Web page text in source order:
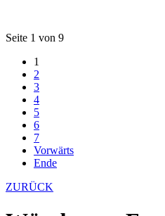
Seite 1 von 9
1
2
3
4
5
6
7
Vorwärts
Ende
ZURÜCK